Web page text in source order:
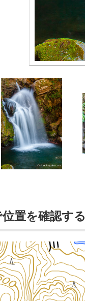
置を確認する